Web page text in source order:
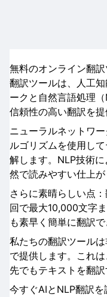
無料のオンライン翻
翻訳ツールは、人工
ークと自然言語処理
信頼性の高い翻訳を提
ニューラルネットワ
ルゴリズムを使用し
解します。NLP技術
然で読みやすい仕上が
さらに素晴らしい点
回で最大10,000文字
も素早く簡単に翻訳で
私たちの翻訳ツール
で提供します。これ
先でもテキストを翻
今すぐAIとNLP翻訳